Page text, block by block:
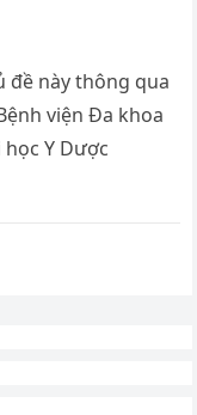
đề này thông qua
viện Đa khoa
Y Dược